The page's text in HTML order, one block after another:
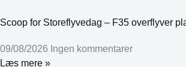
Scoop for Storeflyvedag – F35 overflyver
09/08/2026 Ingen kommentarer
Læs mere »